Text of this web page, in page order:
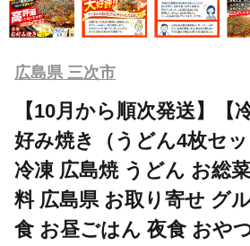
広島県 三次市
【10月から順次発送】【
好み焼き（うどん4枚セ
冷凍 広島焼 うどん お総
料 広島県 お取り寄せ グ
食 お昼ごはん 夜食 おや